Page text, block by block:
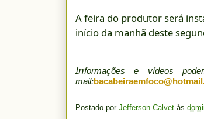
A feira do produtor será
início da manhã deste
Informações e vídeos
mail:
Postado por Jefferson Calvet às